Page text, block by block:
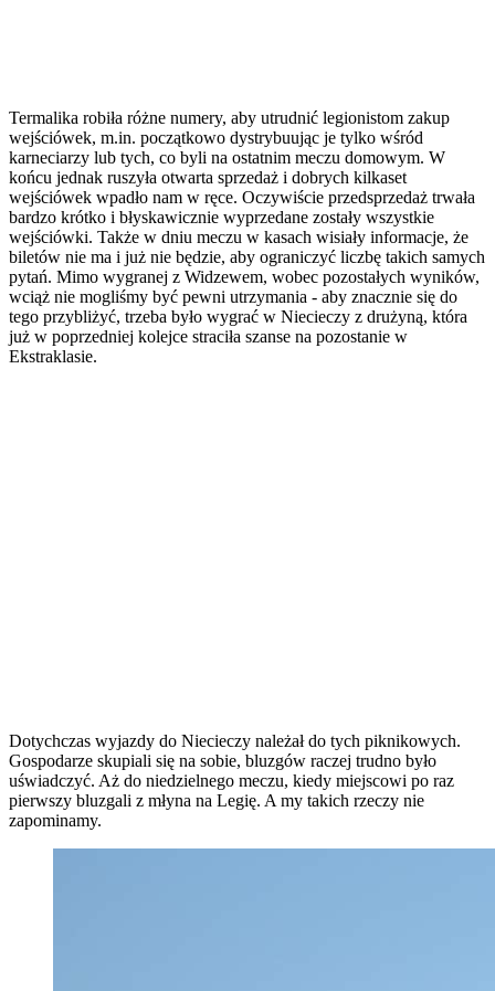
Termalika robiła różne numery, aby utrudnić legionistom zakup
wejściówek, m.in. początkowo dystrybuując je tylko wśród
karneciarzy lub tych, co byli na ostatnim meczu domowym. W
końcu jednak ruszyła otwarta sprzedaż i dobrych kilkaset
wejściówek wpadło nam w ręce. Oczywiście przedsprzedaż trwała
bardzo krótko i błyskawicznie wyprzedane zostały wszystkie
wejściówki. Także w dniu meczu w kasach wisiały informacje, że
biletów nie ma i już nie będzie, aby ograniczyć liczbę takich samych
pytań. Mimo wygranej z Widzewem, wobec pozostałych wyników,
wciąż nie mogliśmy być pewni utrzymania - aby znacznie się do
tego przybliżyć, trzeba było wygrać w Niecieczy z drużyną, która
już w poprzedniej kolejce straciła szanse na pozostanie w
Ekstraklasie.
Dotychczas wyjazdy do Niecieczy należał do tych piknikowych.
Gospodarze skupiali się na sobie, bluzgów raczej trudno było
uświadczyć. Aż do niedzielnego meczu, kiedy miejscowi po raz
pierwszy bluzgali z młyna na Legię. A my takich rzeczy nie
zapominamy.